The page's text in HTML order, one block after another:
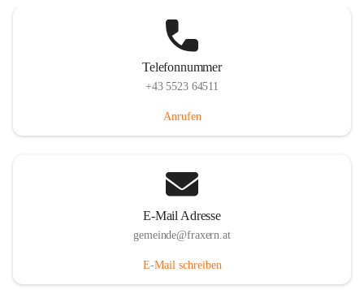
Telefonnummer
+43 5523 64511
Anrufen
E-Mail Adresse
gemeinde@fraxern.at
E-Mail schreiben